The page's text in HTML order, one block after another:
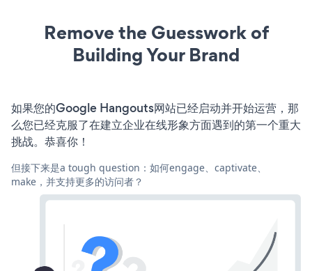
Remove the Guesswork of
Building Your Brand
如果您的Google Hangouts网站已经启动并开始运营，那
么您已经克服了在建立企业在线形象方面遇到的第一个重大
挑战。恭喜你！
但接下来是a tough question：如何engage、captivate、
make，并支持更多的访问者？